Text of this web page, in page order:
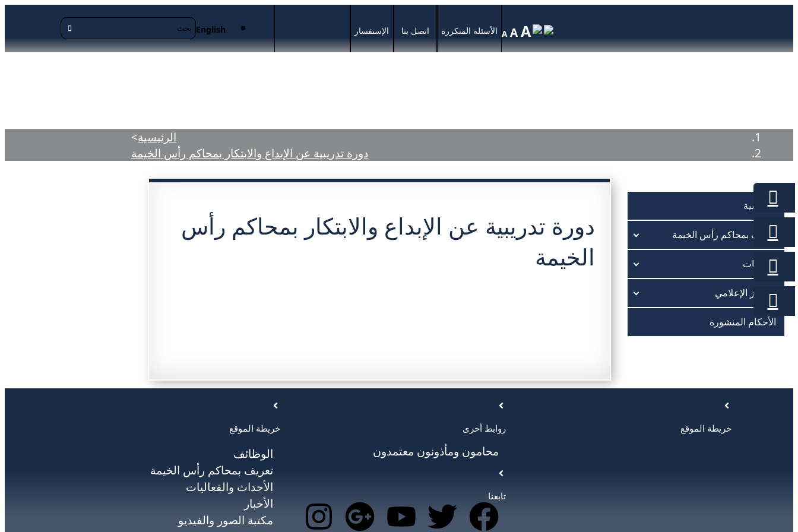
English الإستفسار اتصل بنا الأسئلة المتكررة A AA
الرئيسية>
دورة تدريبية عن الإبداع والابتكار بمحاكم رأس الخيمة
الرئيسية
تعريف بمحاكم رأس الخيمة
الخدمات
المركز الإعلامي
الأحكام المنشورة
دورة تدريبية عن الإبداع والابتكار بمحاكم رأس
الخيمة
خريطة الموقع
الوظائف
تعريف بمحاكم رأس الخيمة
الأحداث والفعاليات
الأخبار
مكتبة الصور والفيديو
روابط أخرى
محامون ومأذونون معتمدون
تابعنا
خريطة الموقع